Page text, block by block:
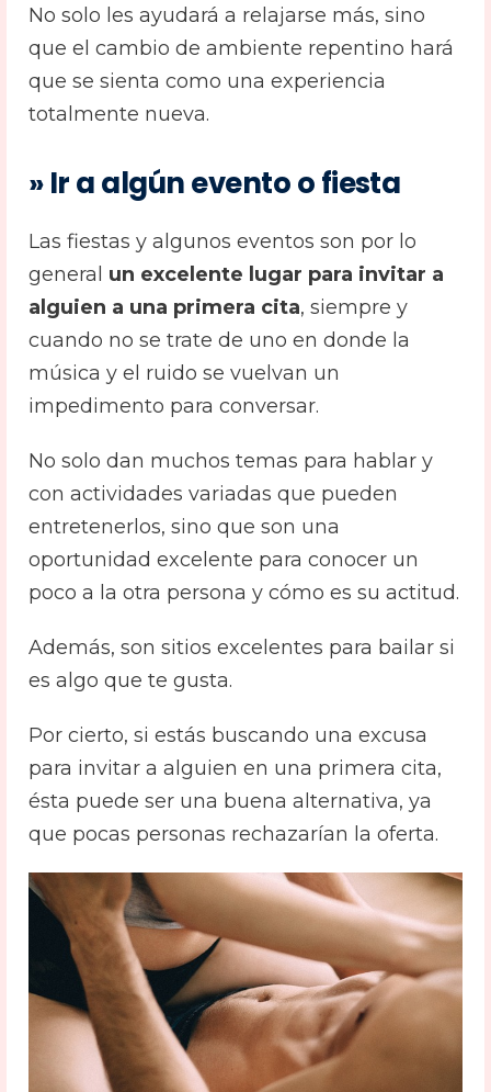
No solo les ayudará a relajarse más, sino
que el cambio de ambiente repentino hará
que se sienta como una experiencia
totalmente nueva.
» Ir a algún evento o fiesta
Las fiestas y algunos eventos son por lo
general un excelente lugar para invitar a
alguien a una primera cita, siempre y
cuando no se trate de uno en donde la
música y el ruido se vuelvan un
impedimento para conversar.
No solo dan muchos temas para hablar y
con actividades variadas que pueden
entretenerlos, sino que son una
oportunidad excelente para conocer un
poco a la otra persona y cómo es su actitud.
Además, son sitios excelentes para bailar si
es algo que te gusta.
Por cierto, si estás buscando una excusa
para invitar a alguien en una primera cita,
ésta puede ser una buena alternativa, ya
que pocas personas rechazarían la oferta.